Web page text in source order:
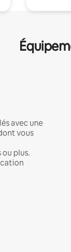
avec une
vous
plus.